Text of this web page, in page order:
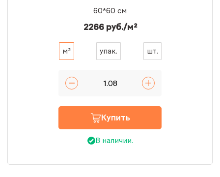
60*60 см
2266 руб./м²
м² упак. шт.
Купить
В наличии.